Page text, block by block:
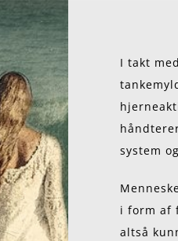
I takt
system
i form af
altså